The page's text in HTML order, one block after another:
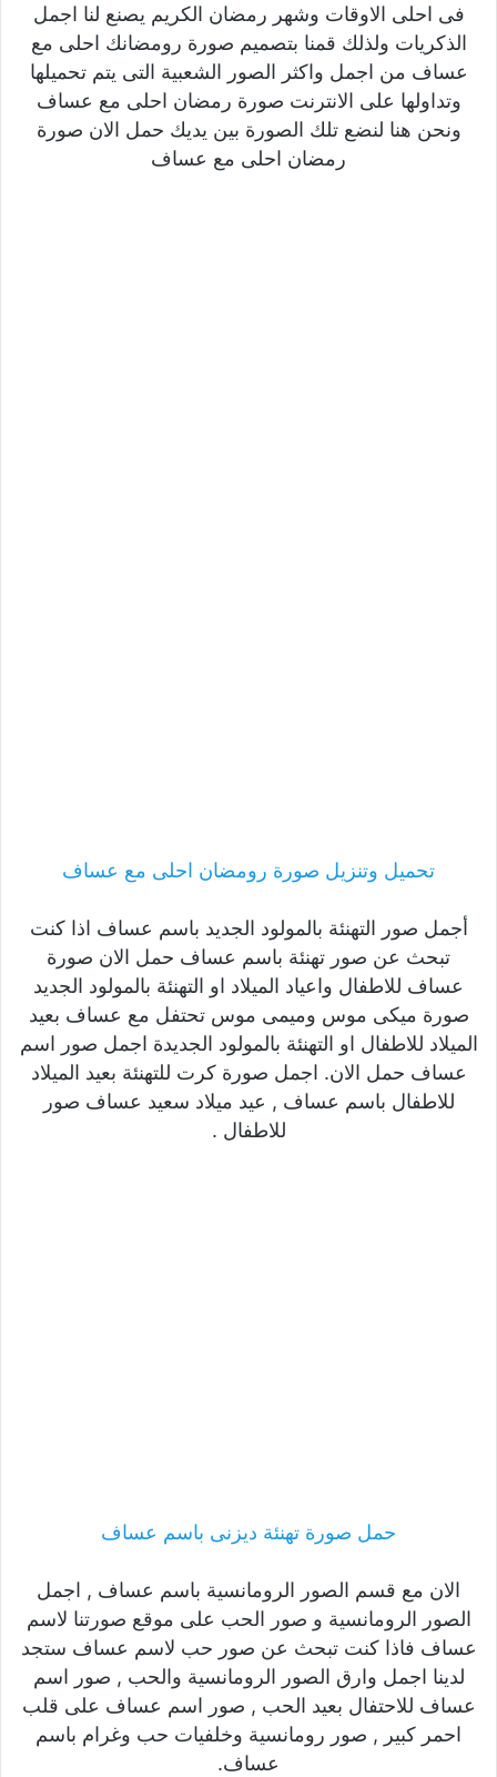
فى احلى الاوقات وشهر رمضان الكريم يصنع لنا اجمل
الذكريات ولذلك قمنا بتصميم صورة رومضانك احلى مع
عساف من اجمل واكثر الصور الشعبية التى يتم تحميلها
وتداولها على الانترنت صورة رمضان احلى مع عساف
ونحن هنا لنضع تلك الصورة بين يديك حمل الان صورة
رمضان احلى مع عساف
تحميل وتنزيل صورة رومضان احلى مع عساف
أجمل صور التهنئة بالمولود الجديد باسم عساف اذا كنت
تبحث عن صور تهنئة باسم عساف حمل الان صورة
عساف للاطفال واعياد الميلاد او التهنئة بالمولود الجديد
صورة ميكى موس وميمى موس تحتفل مع عساف بعيد
الميلاد للاطفال او التهنئة بالمولود الجديدة اجمل صور اسم
عساف حمل الان. اجمل صورة كرت للتهنئة بعيد الميلاد
للاطفال باسم عساف , عيد ميلاد سعيد عساف صور
للاطفال .
حمل صورة تهنئة ديزنى باسم عساف
الان مع قسم الصور الرومانسية باسم عساف , اجمل
الصور الرومانسية و صور الحب على موقع صورتنا لاسم
عساف فاذا كنت تبحث عن صور حب لاسم عساف ستجد
لدينا اجمل وارق الصور الرومانسية والحب , صور اسم
عساف للاحتفال بعيد الحب , صور اسم عساف على قلب
احمر كبير , صور رومانسية وخلفيات حب وغرام باسم
عساف.